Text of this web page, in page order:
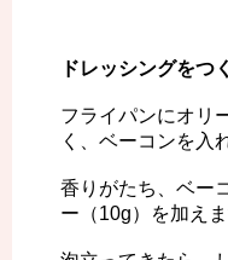
ドレッシングをつ
フライパンにオリ
く、ベーコンを入
香りがたち、ベー
ー（10g）を加えま